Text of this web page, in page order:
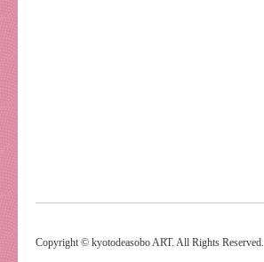
Copyright © kyotodeasobo ART. All Rights Reserved.